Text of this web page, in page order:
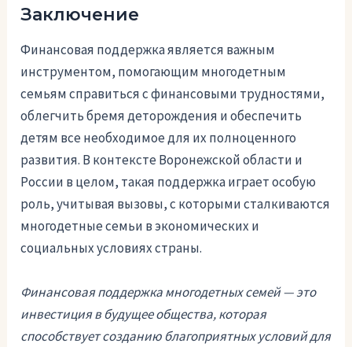
Заключение
Финансовая поддержка является важным
инструментом, помогающим многодетным
семьям справиться с финансовыми трудностями,
облегчить бремя деторождения и обеспечить
детям все необходимое для их полноценного
развития. В контексте Воронежской области и
России в целом, такая поддержка играет особую
роль, учитывая вызовы, с которыми сталкиваются
многодетные семьи в экономических и
социальных условиях страны.
Финансовая поддержка многодетных семей — это
инвестиция в будущее общества, которая
способствует созданию благоприятных условий для